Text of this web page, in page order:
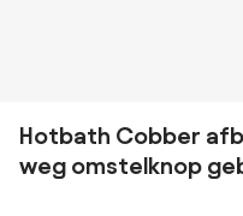
Hotbath Cobber
weg omstelknop